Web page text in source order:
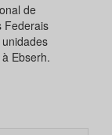
de
Federais
Ebserh.